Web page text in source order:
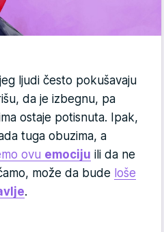
ljudi često pokušavaju
da je izbegnu, pa
ostaje potisnuta. Ipak,
tuga obuzima, a
ovu emociju ili da ne
može da bude loše
.